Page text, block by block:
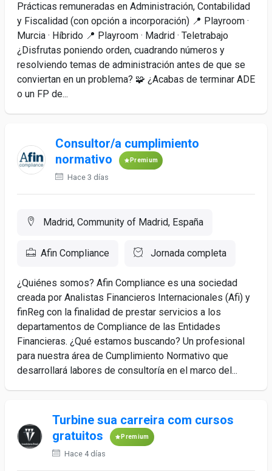
Prácticas remuneradas en Administración, Contabilidad
y Fiscalidad (con opción a incorporación) 📍 Playroom ·
Murcia · Híbrido 📍 Playroom · Madrid · Teletrabajo
¿Disfrutas poniendo orden, cuadrando números y
resolviendo temas de administración antes de que se
conviertan en un problema? 🧩 ¿Acabas de terminar ADE
o un FP de...
Consultor/a cumplimiento
normativo
Premium
Hace 3 días
Madrid, Community of Madrid, España
Afin Compliance Jornada completa
¿Quiénes somos? Afin Compliance es una sociedad
creada por Analistas Financieros Internacionales (Afi) y
finReg con la finalidad de prestar servicios a los
departamentos de Compliance de las Entidades
Financieras. ¿Qué estamos buscando? Un profesional
para nuestra área de Cumplimiento Normativo que
desarrollará labores de consultoría en el marco del...
Turbine sua carreira com cursos
gratuitos
Premium
Hace 4 días